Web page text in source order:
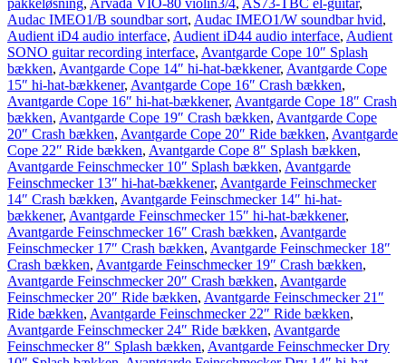
pakkeløsning, Arvada VIO-80 violin3/4, AS73-TBC el-guitar,
Audac IMEO1/B soundbar sort, Audac IMEO1/W soundbar hvid,
Audient iD4 audio interface, Audient iD44 audio interface, Audient
SONO guitar recording interface, Avantgarde Cope 10″ Splash
bækken, Avantgarde Cope 14″ hi-hat-bækkener, Avantgarde Cope
15″ hi-hat-bækkener, Avantgarde Cope 16″ Crash bækken,
Avantgarde Cope 16″ hi-hat-bækkener, Avantgarde Cope 18″ Crash
bækken, Avantgarde Cope 19″ Crash bækken, Avantgarde Cope
20″ Crash bækken, Avantgarde Cope 20″ Ride bækken, Avantgarde
Cope 22″ Ride bækken, Avantgarde Cope 8″ Splash bækken,
Avantgarde Feinschmecker 10″ Splash bækken, Avantgarde
Feinschmecker 13″ hi-hat-bækkener, Avantgarde Feinschmecker
14″ Crash bækken, Avantgarde Feinschmecker 14″ hi-hat-
bækkener, Avantgarde Feinschmecker 15″ hi-hat-bækkener,
Avantgarde Feinschmecker 16″ Crash bækken, Avantgarde
Feinschmecker 17″ Crash bækken, Avantgarde Feinschmecker 18″
Crash bækken, Avantgarde Feinschmecker 19″ Crash bækken,
Avantgarde Feinschmecker 20″ Crash bækken, Avantgarde
Feinschmecker 20″ Ride bækken, Avantgarde Feinschmecker 21″
Ride bækken, Avantgarde Feinschmecker 22″ Ride bækken,
Avantgarde Feinschmecker 24″ Ride bækken, Avantgarde
Feinschmecker 8″ Splash bækken, Avantgarde Feinschmecker Dry